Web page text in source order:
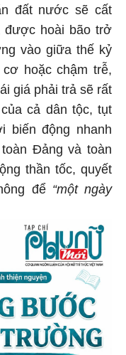
đất nước sẽ cất
được hoài bão trở
vào giữa thế kỷ
hoặc chậm trễ,
giá phải trả sẽ rất
cả dân tộc, tụt
biến động nhanh
Đảng và toàn
thần tốc, quyết
để “một ngày